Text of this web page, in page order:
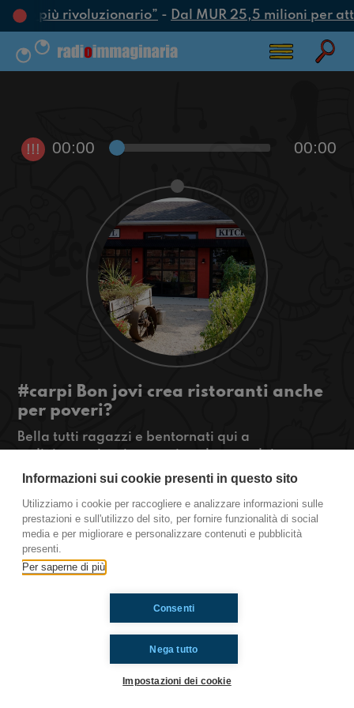
più rivoluzionario”- Dal MUR 25,5 milioni per
!!! 00:00 00:00
#carpi Bon jovi crea ristoranti anche
per poveri?
Bella tutti ragazzi e bentornati qui a
ristoranti di bon jovi dove i poveri possono
#OkkinSu www.radioimmaginaria.it
Carpi
Ti è piaciuto? Condividilo!
Informazioni sui cookie presenti in questo sito
Utilizziamo i cookie per raccogliere e analizzare informazioni sulle
prestazioni e sull'utilizzo del sito, per fornire funzionalità di social
media e per migliorare e personalizzare contenuti e pubblicità
presenti.
Per saperne di più
Nega tutto
Consenti
Impostazioni dei cookie